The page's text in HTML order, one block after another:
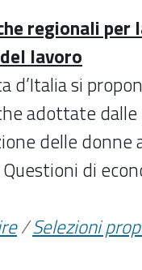
regionali per
lavoro
d’Italia si
adottate dalle
delle donne
di
/Selezioni